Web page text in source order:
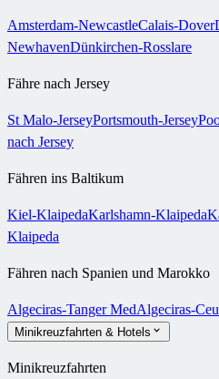
Amsterdam-NewcastleCalais-Dover
NewhavenDünkirchen-Rosslare
Fähre nach Jersey
St Malo-JerseyPortsmouth-Jersey
nach Jersey
Fähren ins Baltikum
Kiel-KlaipedaKarlshamn-Klaipeda
Klaipeda
Fähren nach Spanien und Marokko
Algeciras-Tanger MedAlgeciras-
Minikreuzfahrten & Hotels
Minikreuzfahrten